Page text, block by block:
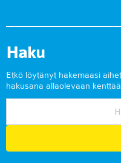
Haku
Etkö löytänyt hakemaasi
hakusana allaolevaan